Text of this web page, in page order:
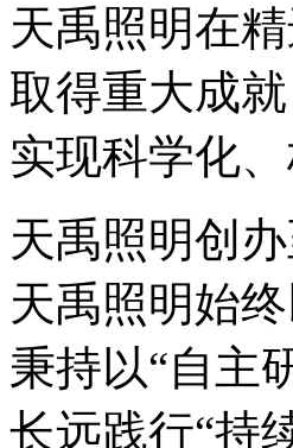
天禹照明在
取得重大成
实现科学化
天禹照明创
天禹照明始
秉持以“自主
长远践行“持